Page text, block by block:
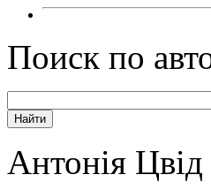
Поиск по
Антонія Цвід